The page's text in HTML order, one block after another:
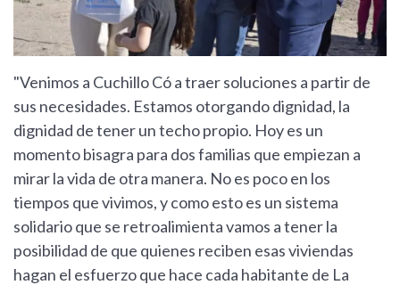
"Venimos a Cuchillo Có a traer soluciones a partir de
sus necesidades. Estamos otorgando dignidad, la
dignidad de tener un techo propio. Hoy es un
momento bisagra para dos familias que empiezan a
mirar la vida de otra manera. No es poco en los
tiempos que vivimos, y como esto es un sistema
solidario que se retroalimienta vamos a tener la
posibilidad de que quienes reciben esas viviendas
hagan el esfuerzo que hace cada habitante de La